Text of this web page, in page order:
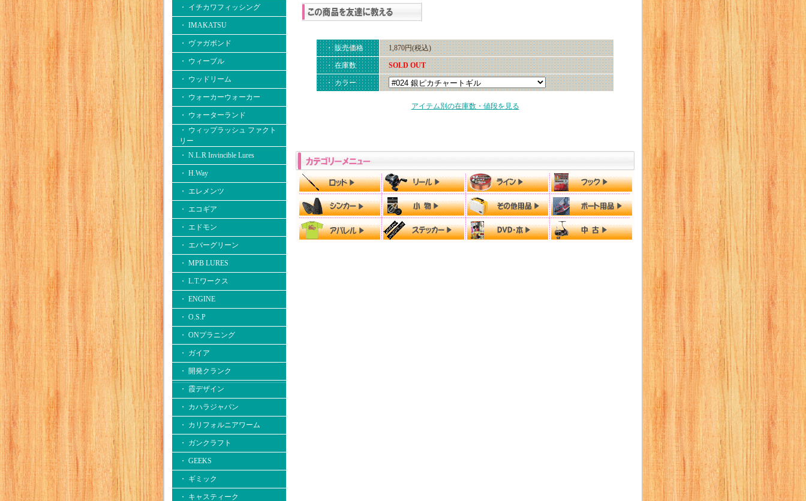
・ イチカワフィッシング
・ IMAKATSU
・ ヴァガボンド
・ ウィーブル
・ ウッドリーム
・ ウォーカーウォーカー
・ ウォーターランド
・ ウィップラッシュ ファクト
リー
・ N.L.R Invincible Lures
・ H.Way
・ エレメンツ
・ エコギア
・ エドモン
・ エバーグリーン
・ MPB LURES
・ L.T.ワークス
・ ENGINE
・ O.S.P
・ ONプラニング
・ ガイア
・ 開発クランク
・ 霞デザイン
・ カハラジャパン
・ カリフォルニアワーム
・ ガンクラフト
・ GEEKS
・ ギミック
・ キャスティーク
・ 販売価格 1,870円(税込)
・ 在庫数 SOLD OUT
・ カラー
アイテム別の在庫数・値段を見る